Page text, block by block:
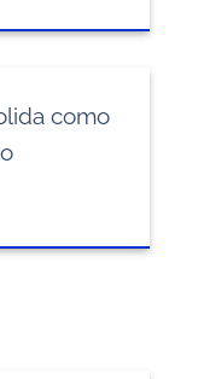
como